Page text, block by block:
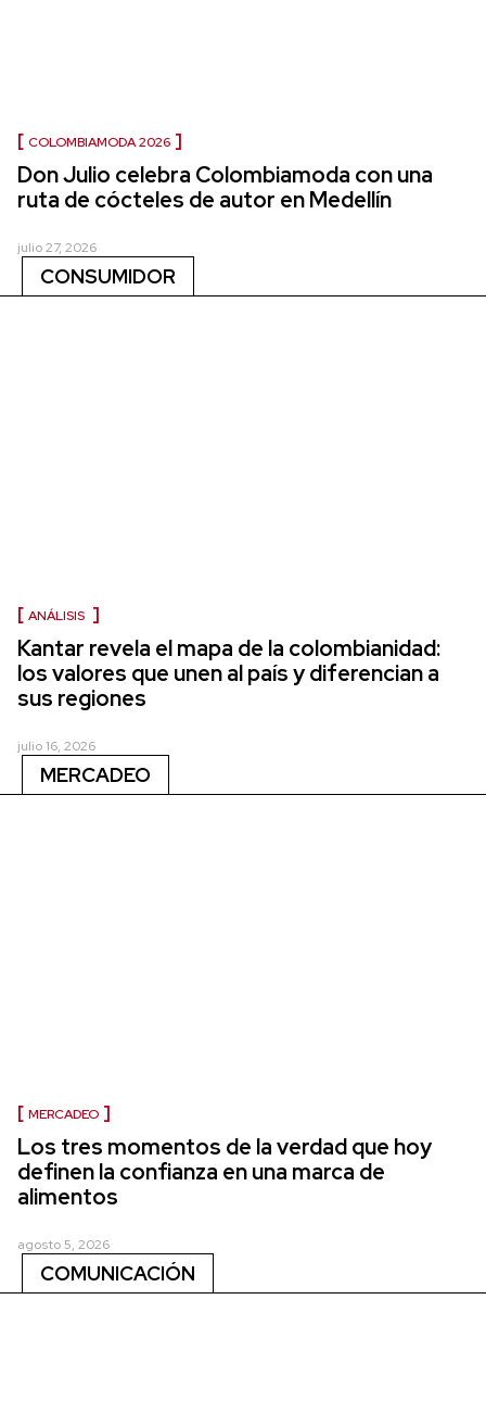
COLOMBIAMODA 2026
Don Julio celebra Colombiamoda con una
ruta de cócteles de autor en Medellín
julio 27, 2026
CONSUMIDOR
ANÁLISIS
Kantar revela el mapa de la colombianidad:
los valores que unen al país y diferencian a
sus regiones
julio 16, 2026
MERCADEO
MERCADEO
Los tres momentos de la verdad que hoy
definen la confianza en una marca de
alimentos
agosto 5, 2026
COMUNICACIÓN